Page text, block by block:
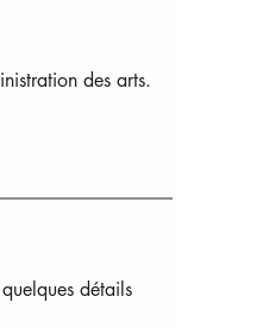
des arts.
détails